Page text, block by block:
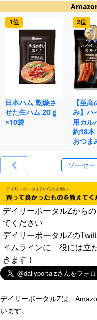
1位
日本ハム 乾燥さ
せた生ハム 20ｇ
×10袋
2位
【至
み】ハ
用カル
約18本
おつま
デイリーポータルZから
てください
デイリーポータルZの
イムラインに「役には立
きます！
デイリーポータルZは、
います。